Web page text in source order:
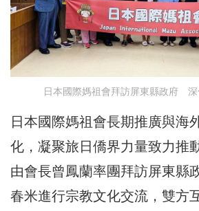
日本國際媽祖會拜訪屏東縣政府
日本國際媽祖會長期推廣與海
化，凝聚旅日僑界力量致力推
由會長曾鳳蘭率團拜訪屏東縣
春米進行宗教文化交流，雙方